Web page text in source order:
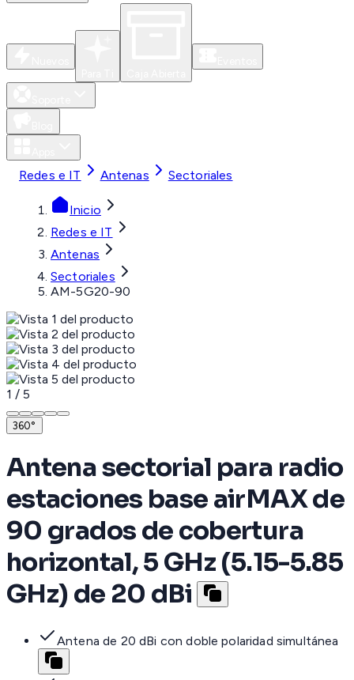
Redes e IT Antenas Sectoriales
Inicio
Redes e IT
Antenas
Sectoriales
AM-5G20-90
1 / 5
360°
Antena sectorial para radio
estaciones base airMAX de
90 grados de cobertura
horizontal, 5 GHz (5.15-5.85
GHz) de 20 dBi
Antena de 20 dBi con doble polaridad simultánea